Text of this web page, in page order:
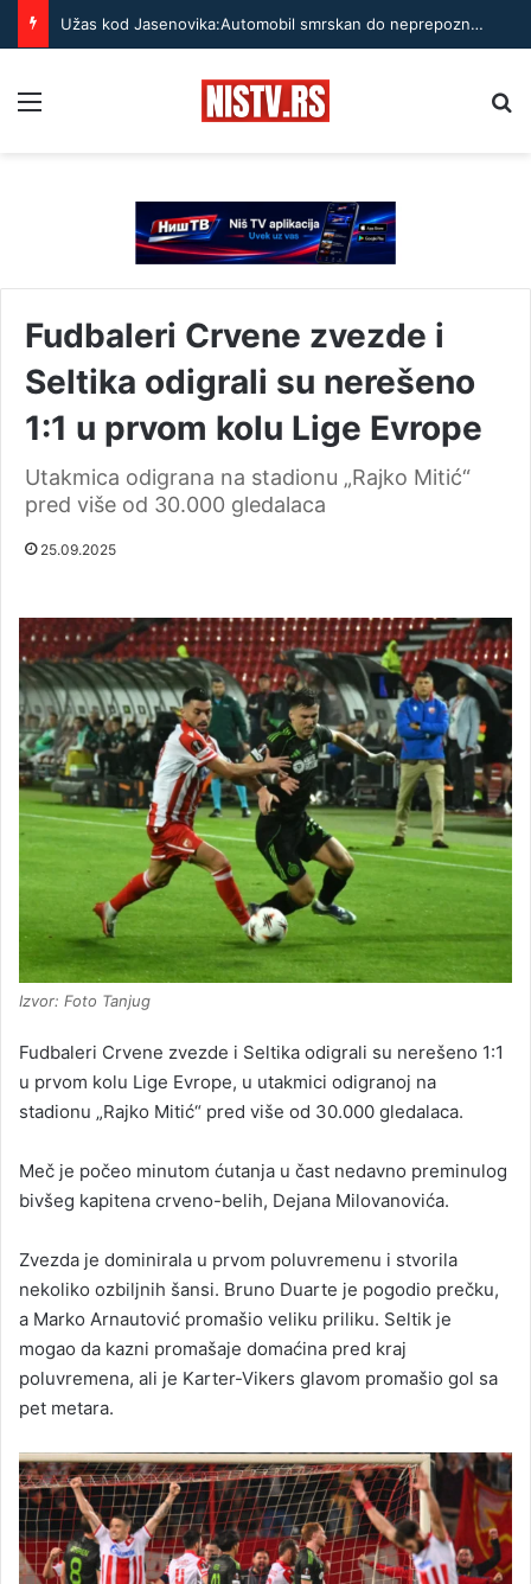
Gradić od 10.000 stanovnika dočeka 60.000 gostiju: „Dani banice“ obaraju rekorde
Fudbaleri Crvene zvezde i
Seltika odigrali su nerešeno
1:1 u prvom kolu Lige Evrope
Utakmica odigrana na stadionu „Rajko Mitić“
pred više od 30.000 gledalaca
25.09.2025
Izvor: Foto Tanjug
Fudbaleri Crvene zvezde i Seltika odigrali su nerešeno 1:1
u prvom kolu Lige Evrope, u utakmici odigranoj na
stadionu „Rajko Mitić“ pred više od 30.000 gledalaca.
Meč je počeo minutom ćutanja u čast nedavno preminulog
bivšeg kapitena crveno-belih, Dejana Milovanovića.
Zvezda je dominirala u prvom poluvremenu i stvorila
nekoliko ozbiljnih šansi. Bruno Duarte je pogodio prečku,
a Marko Arnautović promašio veliku priliku. Seltik je
mogao da kazni promašaje domaćina pred kraj
poluvremena, ali je Karter-Vikers glavom promašio gol sa
pet metara.